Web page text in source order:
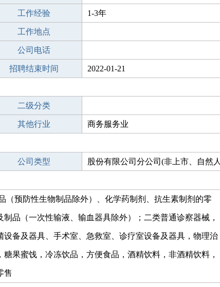
工作经验 1-3年
工作地点
公司电话
招聘结束时间 2022-01-21
二级分类
其他行业 商务服务业
公司类型 股份有限公司分公司(非上市、自然人
预防性生物制品除外）、化学药制剂、抗生素制剂的零
品（一次性输液、输血器具除外）；二类普通诊察器械，
备及器具、手术室、急救室、诊疗室设备及器具，物理治
果蜜饯，冷冻饮品，方便食品，酒精饮料，非酒精饮料，
售